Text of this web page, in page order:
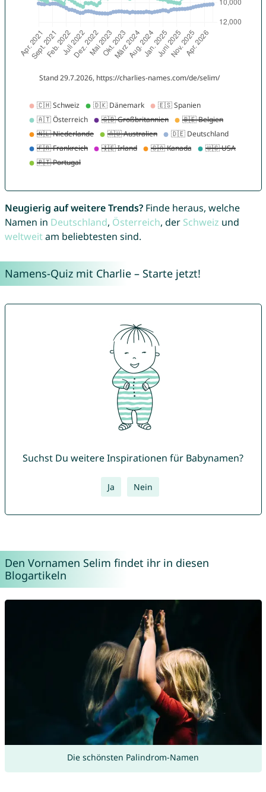
Neugierig auf weitere Trends?Finde heraus, welche
Namen in Deutschland, Österreich, der Schweiz und
weltweitam beliebtesten sind.
Namens-Quiz mit Charlie – Starte jetzt!
Suchst Du weitere Inspirationen für Babynamen?
Ja Nein
Den Vornamen Selim findet ihr in diesen
Blogartikeln
Die schönsten Palindrom-Namen